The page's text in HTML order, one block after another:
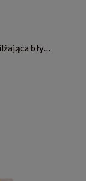
Oh Flossy - Naturalna pomadka nawilżająca błyszczyk - GRAPE